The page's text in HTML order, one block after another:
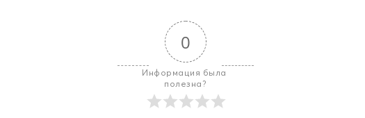
0
Информация была
полезна?